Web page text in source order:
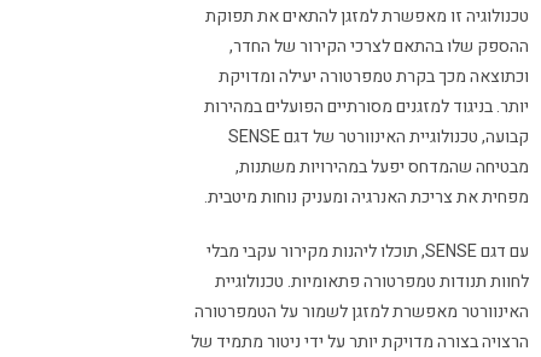
טכנולוגיה זו מאפשרת למזגן להתאים את תפוקת
ההספק שלו בהתאם לצרכי הקירור של החדר,
וכתוצאה מכך בקרת טמפרטורה יעילה ומדויקת
יותר. בניגוד למזגנים מסורתיים הפועלים במהירות
קבועה, טכנולוגיית האינוורטר של דגם SENSE
מבטיחה שהמדחס יפעל במהירויות משתנות,
מפחית את צריכת האנרגיה ומעניק נוחות מיטבית.
עם דגם SENSE, תוכלו ליהנות מקירור עקבי מבלי
לחוות תנודות טמפרטורה פתאומיות. טכנולוגיית
האינוורטר מאפשרת למזגן לשמור על הטמפרטורה
הרצויה בצורה מדויקת יותר על ידי ניטור מתמיד של